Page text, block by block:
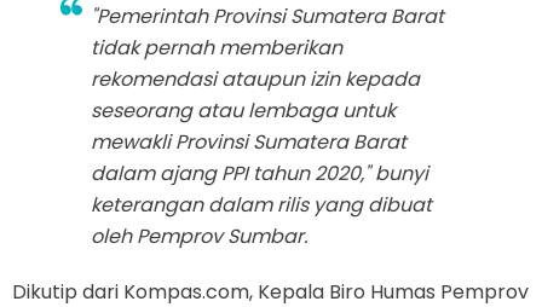
"Pemerintah Provinsi Sumatera Barat
tidak pernah memberikan
rekomendasi ataupun izin kepada
seseorang atau lembaga untuk
mewakli Provinsi Sumatera Barat
dalam ajang PPI tahun 2020," bunyi
keterangan dalam rilis yang dibuat
oleh Pemprov Sumbar.
Dikutip dari Kompas.com, Kepala Biro Humas Pemprov